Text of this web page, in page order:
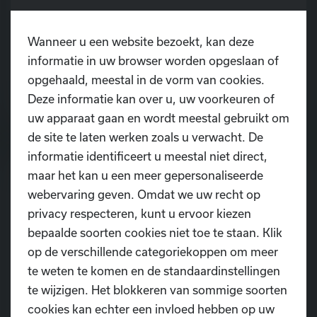
school is een grote stap. Plots wordt er van
kinderen verwacht dat ze langer hun aandacht
kunnen vasthouden, instructies volgen,
zelfstandig taken uitvoeren en hun plaats
vinden binnen een groep.
LEES MEER
Wanneer u een website bezoekt, kan deze
informatie in uw browser worden opgeslaan of
opgehaald, meestal in de vorm van cookies.
Deze informatie kan over u, uw voorkeuren of
uw apparaat gaan en wordt meestal gebruikt om
de site te laten werken zoals u verwacht. De
informatie identificeert u meestal niet direct,
maar het kan u een meer gepersonaliseerde
webervaring geven. Omdat we uw recht op
privacy respecteren, kunt u ervoor kiezen
bepaalde soorten cookies niet toe te staan. Klik
op de verschillende categoriekoppen om meer
te weten te komen en de standaardinstellingen
te wijzigen. Het blokkeren van sommige soorten
cookies kan echter een invloed hebben op uw